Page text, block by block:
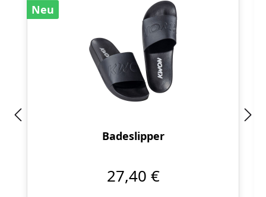
Neu
Badeslipper
27,40 €